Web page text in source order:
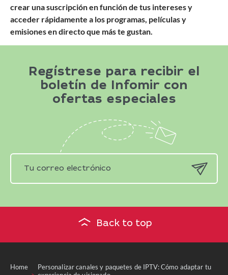
crear una suscripción en función de tus intereses y
acceder rápidamente a los programas, películas y
emisiones en directo que más te gustan.
Regístrese para recibir el
boletín de Infomir con
ofertas especiales
Back to top
Home
Personalizar canales y paquetes de IPTV: Cómo adaptar tu